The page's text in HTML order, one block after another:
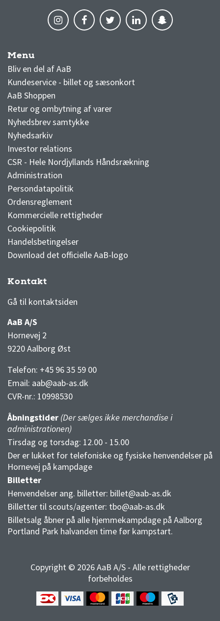
Menu
Bliv en del af AaB
Kundeservice - billet og sæsonkort
AaB Shoppen
Retur og ombytning af varer
Nyhedsbrev samtykke
Nyhedsarkiv
Investor relations
CSR - Hele Nordjyllands Håndsrækning
Administration
Persondatapolitik
Ordensreglement
Kommercielle rettigheder
Cookiepolitik
Handelsbetingelser
Download det officielle AaB-logo
Kontakt
Gå til kontaktsiden
AaB A/S
Hornevej 2
9220 Aalborg Øst
Telefon: +45 96 35 59 00
Email: aab@aab-as.dk
CVR-nr.: 10998530
Åbningstider (Der sælges ikke merchandise i
administrationen)
Tirsdag og torsdag: 12.00 - 15.00
Der er lukket for telefoniske og fysiske henvendelser på
Hornevej på kampdage
Billetter
Henvendelser ang. billetter: billet@aab-as.dk
Billetter til scouts/agenter: tbo@aab-as.dk
Billetsalg åbner på alle hjemmekampdage på Aalborg
Portland Park halvanden time før kampstart.
Copyright © 2026 AaB A/S - Alle rettigheder
forbeholdes